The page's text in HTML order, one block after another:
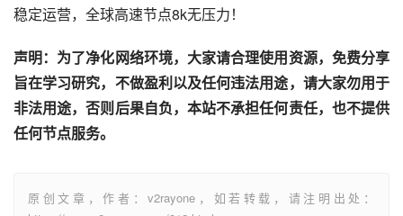
稳定运营，全球高速节点8k无压力！
声明：为了净化网络环境，大家请合理使用资源，免费分享
旨在学习研究，不做盈利以及任何违法用途，请大家勿用于
非法用途，否则后果自负，本站不承担任何责任，也不提供
任何节点服务。
原创文章，作者：v2rayone，如若转载，请注明出处：